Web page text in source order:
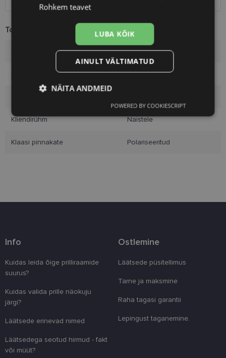
Toote info
POLARVIEW
rgold/burg
Kliendirühm Naistele
Klaasi pinnakate Polariseeritud
Info
Kuidas leida õige prilliraamide
suurus?
Kuidas valida prille näokuju
järgi?
Läätsede erinevad nimed
Läätsedega seotud hirmud - fakt
või müüt?
Ostlemine
Läätsede püsitellimus
Tarne ja maksmine
Raha tagasi garantii
Lepingust taganemine.
Rohkem teavet
LUBA KÕIK
AINULT VÄLTIMATUD
NÄITA ANDMEID
Statistika Turustamine
kasutamismugavust, võimaldades põhifunktsioone
kaitstud aladele. Koduleht ei tööta ilma nende
Pakkuja/
Aegumine
clientId www.lensor.ee 1 aasta
POWERED BY COOKIESCRIPT